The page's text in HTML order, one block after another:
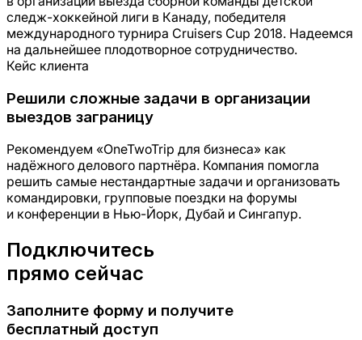
следж-хоккейной лиги в Канаду, победителя
международного турнира Cruisers Cup 2018. Надеемся
на дальнейшее плодотворное сотрудничество.
Кейс клиента
Решили сложные задачи в организации
выездов заграницу
Рекомендуем «OneTwoTrip для бизнеса» как
надёжного делового партнёра. Компания помогла
решить самые нестандартные задачи и организовать
командировки, групповые поездки на форумы
и конференции в Нью-Йорк, Дубай и Сингапур.
Подключитесь
прямо сейчас
Заполните форму и получите
бесплатный доступ